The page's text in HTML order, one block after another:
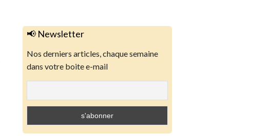
📢 Newsletter
Nos derniers articles, chaque semaine
dans votre boite e-mail